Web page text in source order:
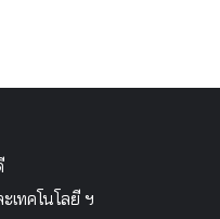
เทคโนโลยี ฯ